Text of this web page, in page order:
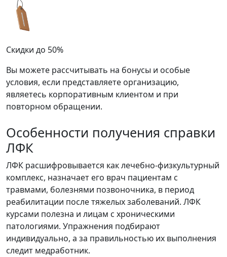
Скидки до 50%
Вы можете рассчитывать на бонусы и особые
условия, если представляете организацию,
являетесь корпоративным клиентом и при
повторном обращении.
Особенности получения справки
ЛФК
ЛФК расшифровывается как лечебно-физкультурный
комплекс, назначает его врач пациентам с
травмами, болезнями позвоночника, в период
реабилитации после тяжелых заболеваний. ЛФК
курсами полезна и лицам с хроническими
патологиями. Упражнения подбирают
индивидуально, а за правильностью их выполнения
следит медработник.